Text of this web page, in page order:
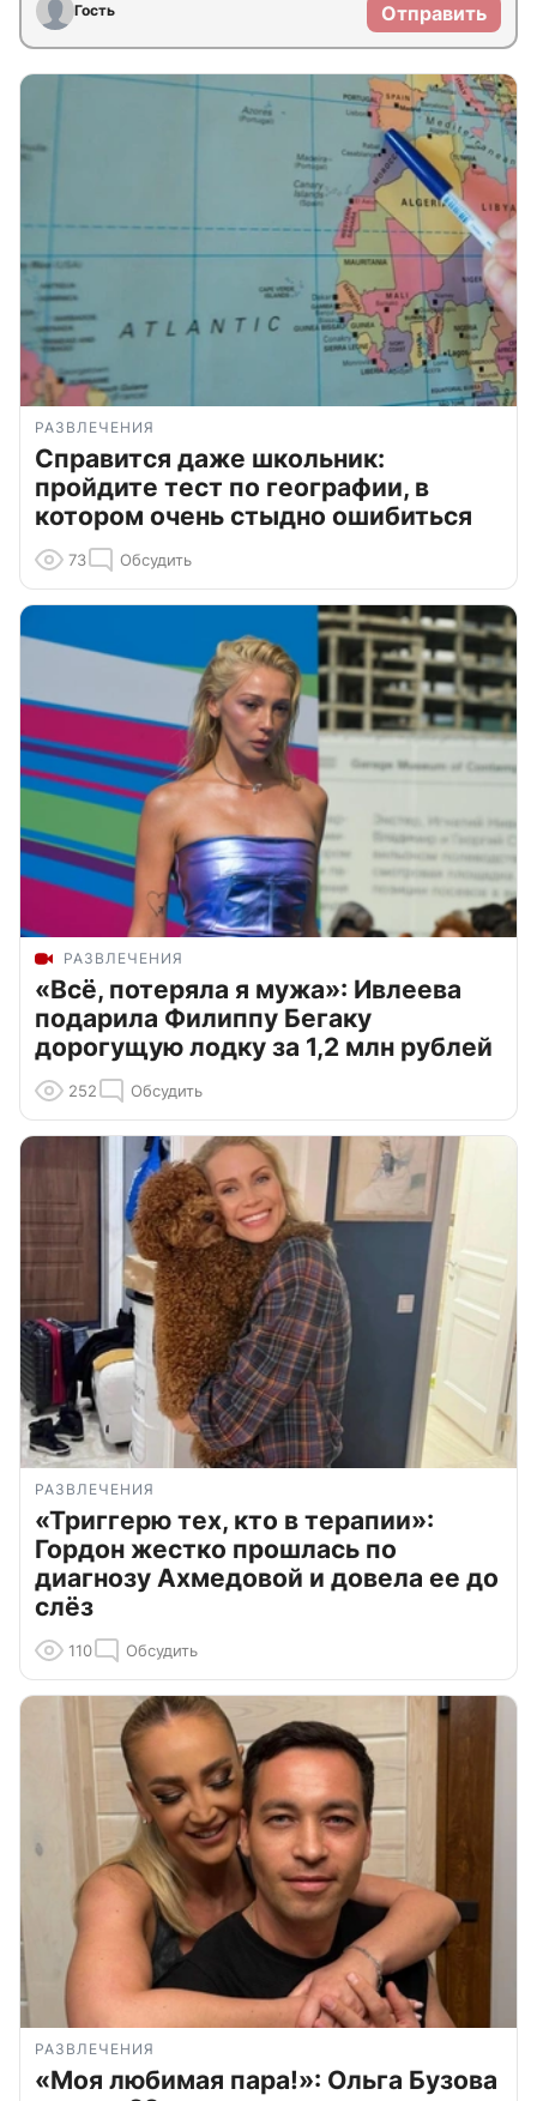
Гость Отправить
РАЗВЛЕЧЕНИЯ
Справится даже школьник:
пройдите тест по географии, в
котором очень стыдно ошибиться
73 Обсудить
РАЗВЛЕЧЕНИЯ
«Всё, потеряла я мужа»: Ивлеева
подарила Филиппу Бегаку
дорогущую лодку за 1,2 млн рублей
252 Обсудить
РАЗВЛЕЧЕНИЯ
«Триггерю тех, кто в терапии»:
Гордон жестко прошлась по
диагнозу Ахмедовой и довела ее до
слёз
110 Обсудить
РАЗВЛЕЧЕНИЯ
«Моя любимая пара!»: Ольга Бузова